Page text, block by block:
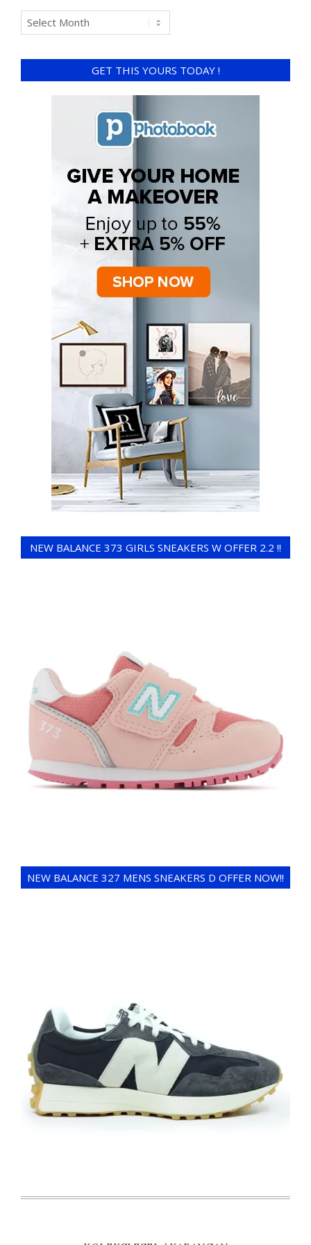
GET THIS YOURS TODAY !
NEW BALANCE 373 GIRLS SNEAKERS W OFFER 2.2 !!
NEW BALANCE 327 MENS SNEAKERS D OFFER NOW!!